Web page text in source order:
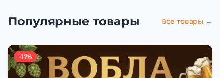
Популярные товары Все товары →
-17%